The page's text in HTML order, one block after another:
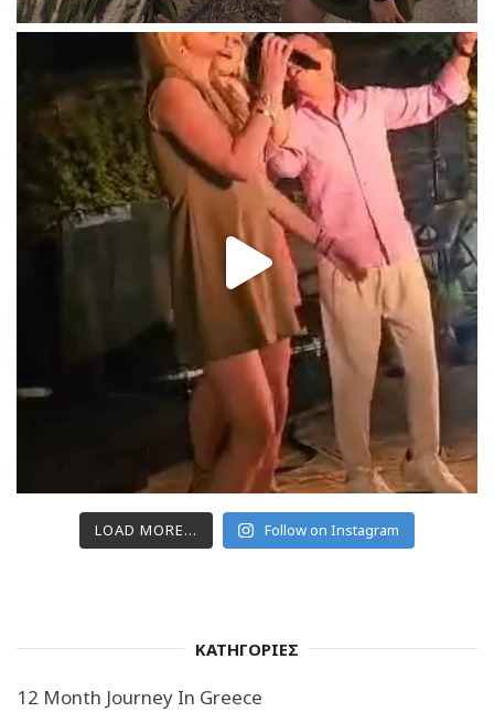
LOAD MORE... Follow on Instagram
ΚΑΤΗΓΟΡΙΕΣ
12 Month Journey In Greece